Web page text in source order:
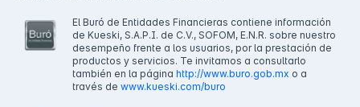
El Buró de Entidades Financieras contiene información
de Kueski, S.A.P.I. de C.V., SOFOM, E.N.R. sobre nuestro
desempeño frente a los usuarios, por la prestación de
productos y servicios. Te invitamos a consultarlo
también en la página http://www.buro.gob.mx o a
través de www.kueski.com/buro